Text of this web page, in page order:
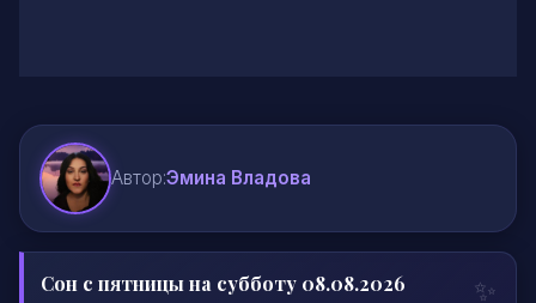
Автор:Эмина Владова
Сон с пятницы на субботу 08.08.2026